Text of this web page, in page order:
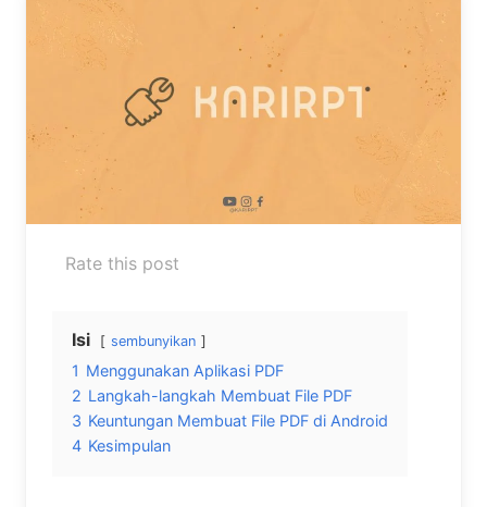
Rate this post
Isi sembunyikan
1 Menggunakan Aplikasi PDF
2 Langkah-langkah Membuat File PDF
3 Keuntungan Membuat File PDF di Android
4 Kesimpulan